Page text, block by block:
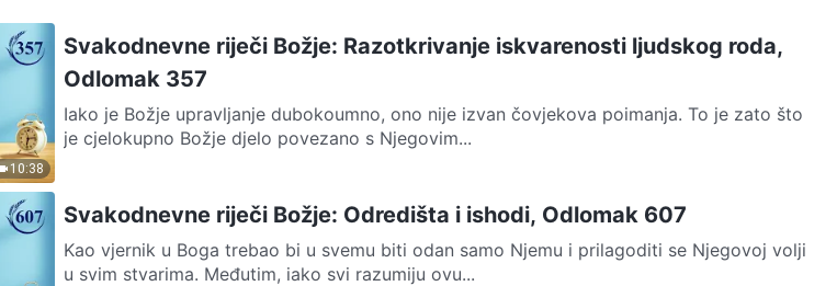
10:38
Svakodnevne riječi Božje: Razotkrivanje iskvarenosti ljudskog roda,
Odlomak 357
Iako je Božje upravljanje dubokoumno, ono nije izvan čovjekova poimanja. To je zato što
je cjelokupno Božje djelo povezano s Njegovim...
Svakodnevne riječi Božje: Odredišta i ishodi, Odlomak 607
Kao vjernik u Boga trebao bi u svemu biti odan samo Njemu i prilagoditi se Njegovoj volji
u svim stvarima. Međutim, iako svi razumiju ovu...